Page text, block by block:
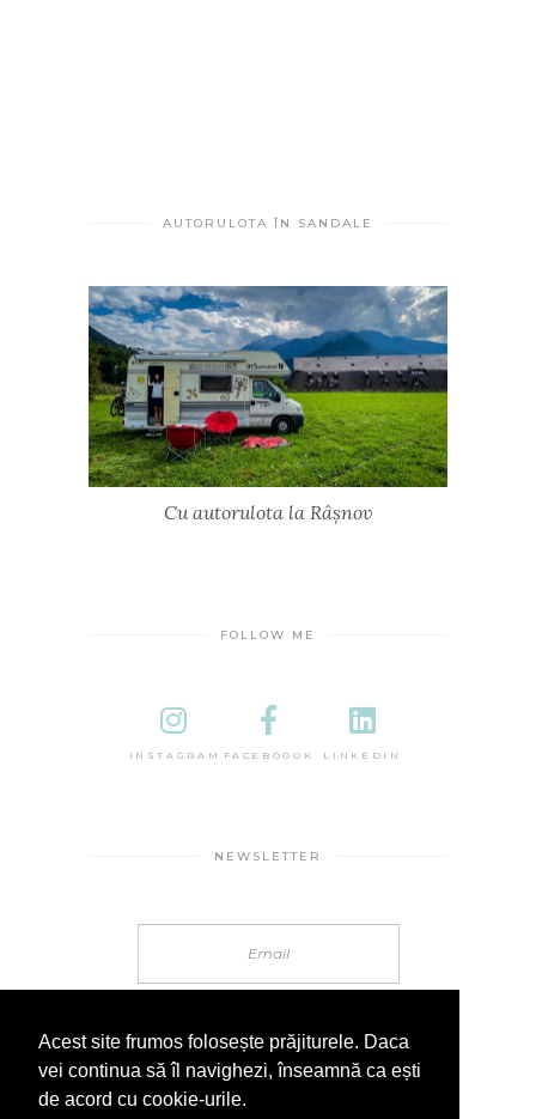
AUTORULOTA ÎN SANDALE
Cu autorulota la Râșnov
FOLLOW ME
INSTAGRAM FACEBOOOK LINKEDIN
NEWSLETTER
Acest site frumos folosește prăjiturele. Daca
vei continua să îl navighezi, înseamnă ca ești
de acord cu cookie-urile.